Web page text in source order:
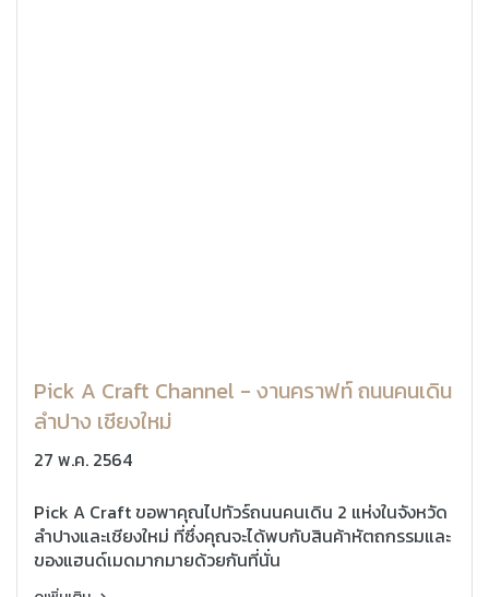
Pick A Craft Channel - งานคราฟท์ ถนนคนเดิน
ลำปาง เชียงใหม่
27 พ.ค. 2564
Pick A Craft ขอพาคุณไปทัวร์ถนนคนเดิน 2 แห่งในจังหวัด
ลำปางและเชียงใหม่ ที่ซึ่งคุณจะได้พบกับสินค้าหัตถกรรมและ
ของแฮนด์เมดมากมายด้วยกันที่นั่น